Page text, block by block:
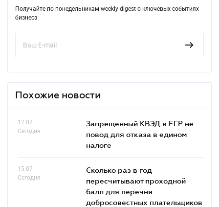
Получайте по понедельникам weekly-digest о ключевых событиях
бизнеса
Похожие новости
17.07
Сегодня
Запрещенный КВЭД в ЕГР не
повод для отказа в едином
налоге
15.07
Сегодня
Сколько раз в год
пересчитывают проходной
балл для перечня
добросовестных плательщиков